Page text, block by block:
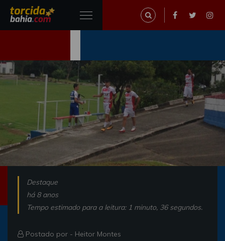
Destaque
há 8 anos
Tempo estimado para a leitura: 1 minuto, 36 segundos.
Postado por - Heitor Montes